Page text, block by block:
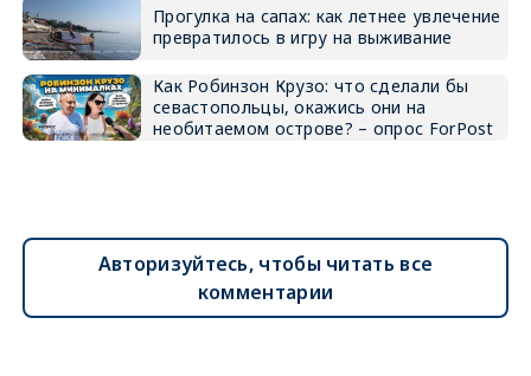
Прогулка на сапах: как летнее увлечение
превратилось в игру на выживание
Как Робинзон Крузо: что сделали бы
севастопольцы, окажись они на
необитаемом острове? – опрос ForPost
Авторизуйтесь, чтобы читать все
комментарии